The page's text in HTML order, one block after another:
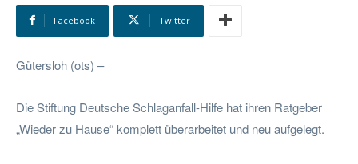
Facebook Twitter
Gütersloh (ots) –
Die Stiftung Deutsche Schlaganfall-Hilfe hat ihren Ratgeber
„Wieder zu Hause“ komplett überarbeitet und neu aufgelegt.